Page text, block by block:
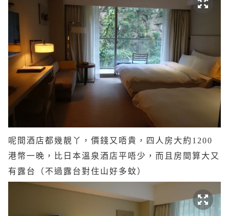
呢間酒店都幾靚丫，價錢又唔貴，四人房大約1200
港幣一晚，比日本溫泉酒店平唔少，而且房間算大又
有露台（不過露台對住山好多蚊）